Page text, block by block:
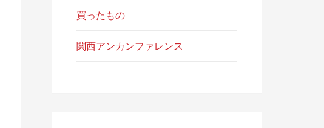
買ったもの
関西アンカンファレンス